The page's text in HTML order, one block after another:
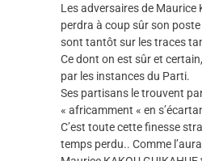
Les adversaires de Maurice
perdra à coup sûr son
sont tantôt sur les traces
Ce dont on est sûr et
par les instances du Parti.
Ses partisans le trouvent
« africamment « en
C’est toute cette finesse
temps perdu.. Comme